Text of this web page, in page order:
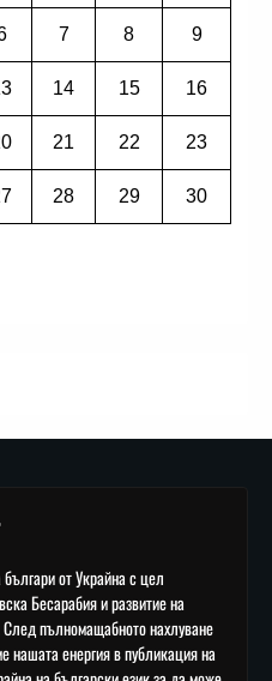
7 8 9
14 15 16
21 22 23
28 29 30
от Украйна с цел
Бесарабия и развитие на
пълномащабното нахлуване
нашата енергия в публикация на